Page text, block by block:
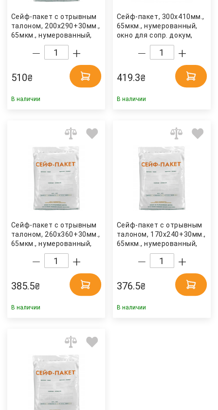
Сейф-пакет с отрывным
талоном, 200х290+30мм.,
65мкм., нумерованный,
окно для сопр. докум,
100шт/уп. Украина
510₴
В наличии
Сейф-пакет, 300х410мм.,
65мкм., нумерованный,
окно для сопр. докум,
50шт/уп. Украина
419.3₴
В наличии
Сейф-пакет с отрывным
талоном, 260х360+30мм.,
65мкм., нумерованный,
окно для сопр. докум,
50шт/уп. Украина
385.5₴
В наличии
Сейф-пакет с отрывным
талоном, 170х240+30мм.,
65мкм., нумерованный,
окно для сопр. докум,
100шт/уп. Украина
376.5₴
В наличии